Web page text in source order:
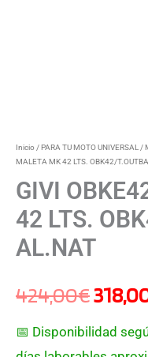
Inicio /PARA TU MOTO UNIVERSAL /
MALETA MK 42 LTS. OBK42/
GIVI
42 LTS.
AL.NAT
424,00€
📅 Disponibilidad